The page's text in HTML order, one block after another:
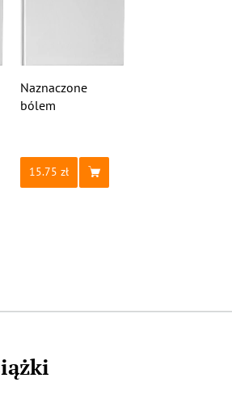
Naznaczone
bólem
15.75